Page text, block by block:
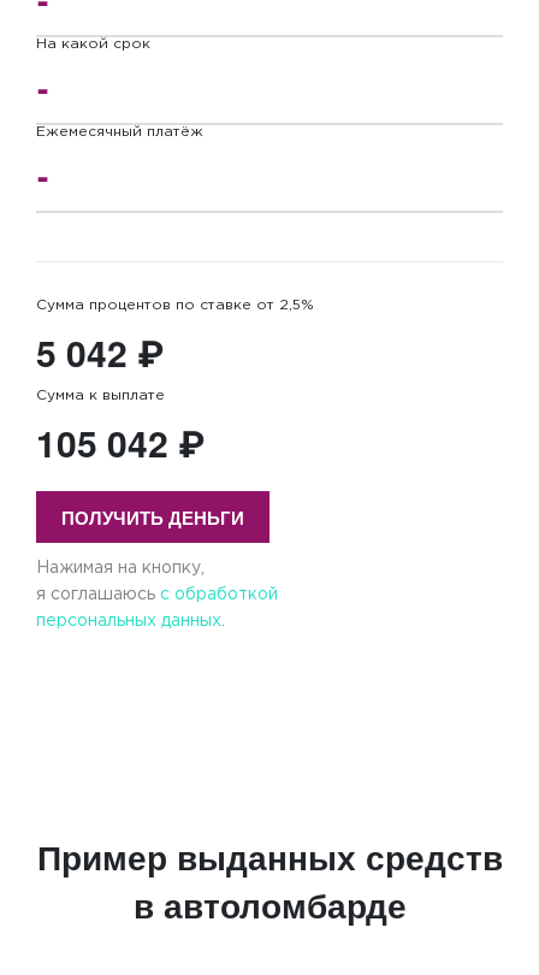
На какой срок
Ежемесячный платёж
Сумма процентов по ставке от 2,5%
5 042 ₽
Сумма к выплате
105 042 ₽
ПОЛУЧИТЬ ДЕНЬГИ
Нажимая на кнопку,
я соглашаюсь с обработкой
персональных данных
Пример выданных средств
в автоломбарде